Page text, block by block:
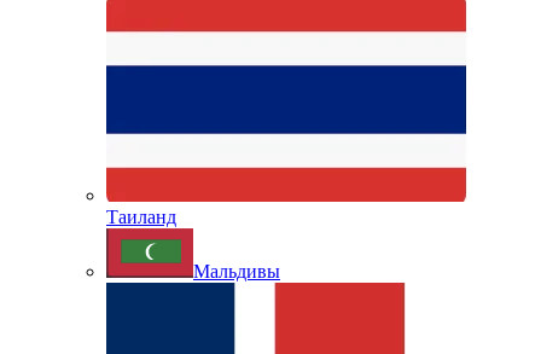
Таиланд
Мальдивы